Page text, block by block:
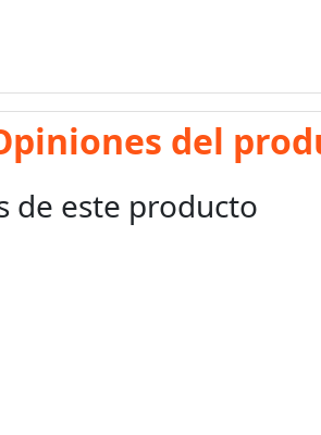
del
de este producto